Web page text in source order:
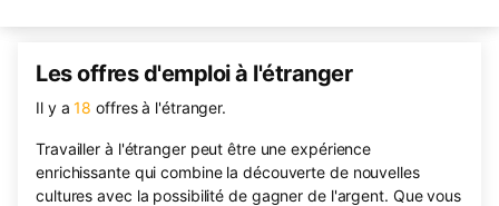
Les offres d'emploi à l'étranger
Il y a18 offres à l'étranger.
Travailler à l'étranger peut être une expérience
enrichissante qui combine la découverte de nouvelles
cultures avec la possibilité de gagner de l'argent. Que vous